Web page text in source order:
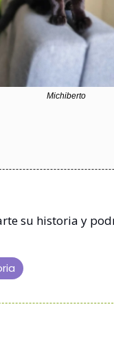
Michiberto
su historia y